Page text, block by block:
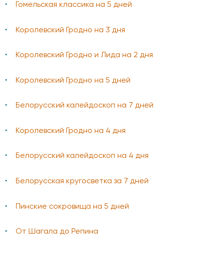
Гомельская классика на 5 дней
Королевский Гродно на 3 дня
Королевский Гродно и Лида на 2 дня
Королевский Гродно на 5 дней
Белорусский калейдоскоп на 7 дней
Королевский Гродно на 4 дня
Белорусский калейдоскоп на 4 дня
Белорусская кругосветка за 7 дней
Пинские сокровища на 5 дней
От Шагала до Репина